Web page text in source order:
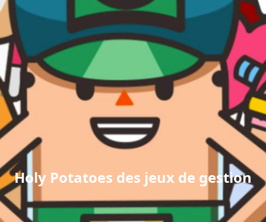
Holy Potatoes des jeux de gestion